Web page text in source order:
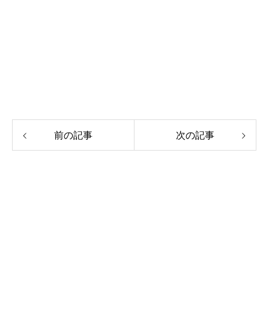
前の記事 次の記事